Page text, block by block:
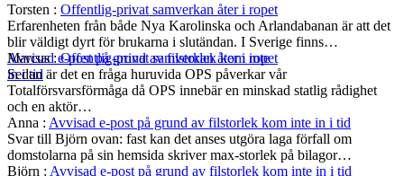
Avvisad e-post på grund av filstorlek kom inte
in i tid
Torsten : Offentlig-privat samverkan åter i ropet
Erfarenheten från både Nya Karolinska och Arlandabanan är att det
blir väldigt dyrt för brukarna i slutändan. I Sverige finns…
Marcus:Offentlig-privat samverkan åter i ropet
Sedan är det en fråga huruvida OPS påverkar vår
Totalförsvarsförmåga då OPS innebär en minskad statlig rådighet
och en aktör…
Anna : Avvisad e-post på grund av filstorlek kom inte in i tid
Svar till Björn ovan: fast kan det anses utgöra laga förfall om
domstolarna på sin hemsida skriver max-storlek på bilagor…
Björn : Avvisad e-post på grund av filstorlek kom inte in i tid